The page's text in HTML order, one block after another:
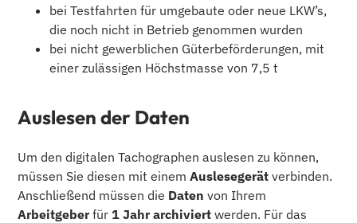
bei Testfahrten für umgebaute oder neue LKW’s,
die noch nicht in Betrieb genommen wurden
bei nicht gewerblichen Güterbeförderungen, mit
einer zulässigen Höchstmasse von 7,5 t
Auslesen der Daten
Um den digitalen Tachographen auslesen zu können,
müssen Sie diesen mit einemAuslesegerät verbinden.
Anschließend müssen die Daten von Ihrem
Arbeitgeberfür 1 Jahr archiviert werden. Für das